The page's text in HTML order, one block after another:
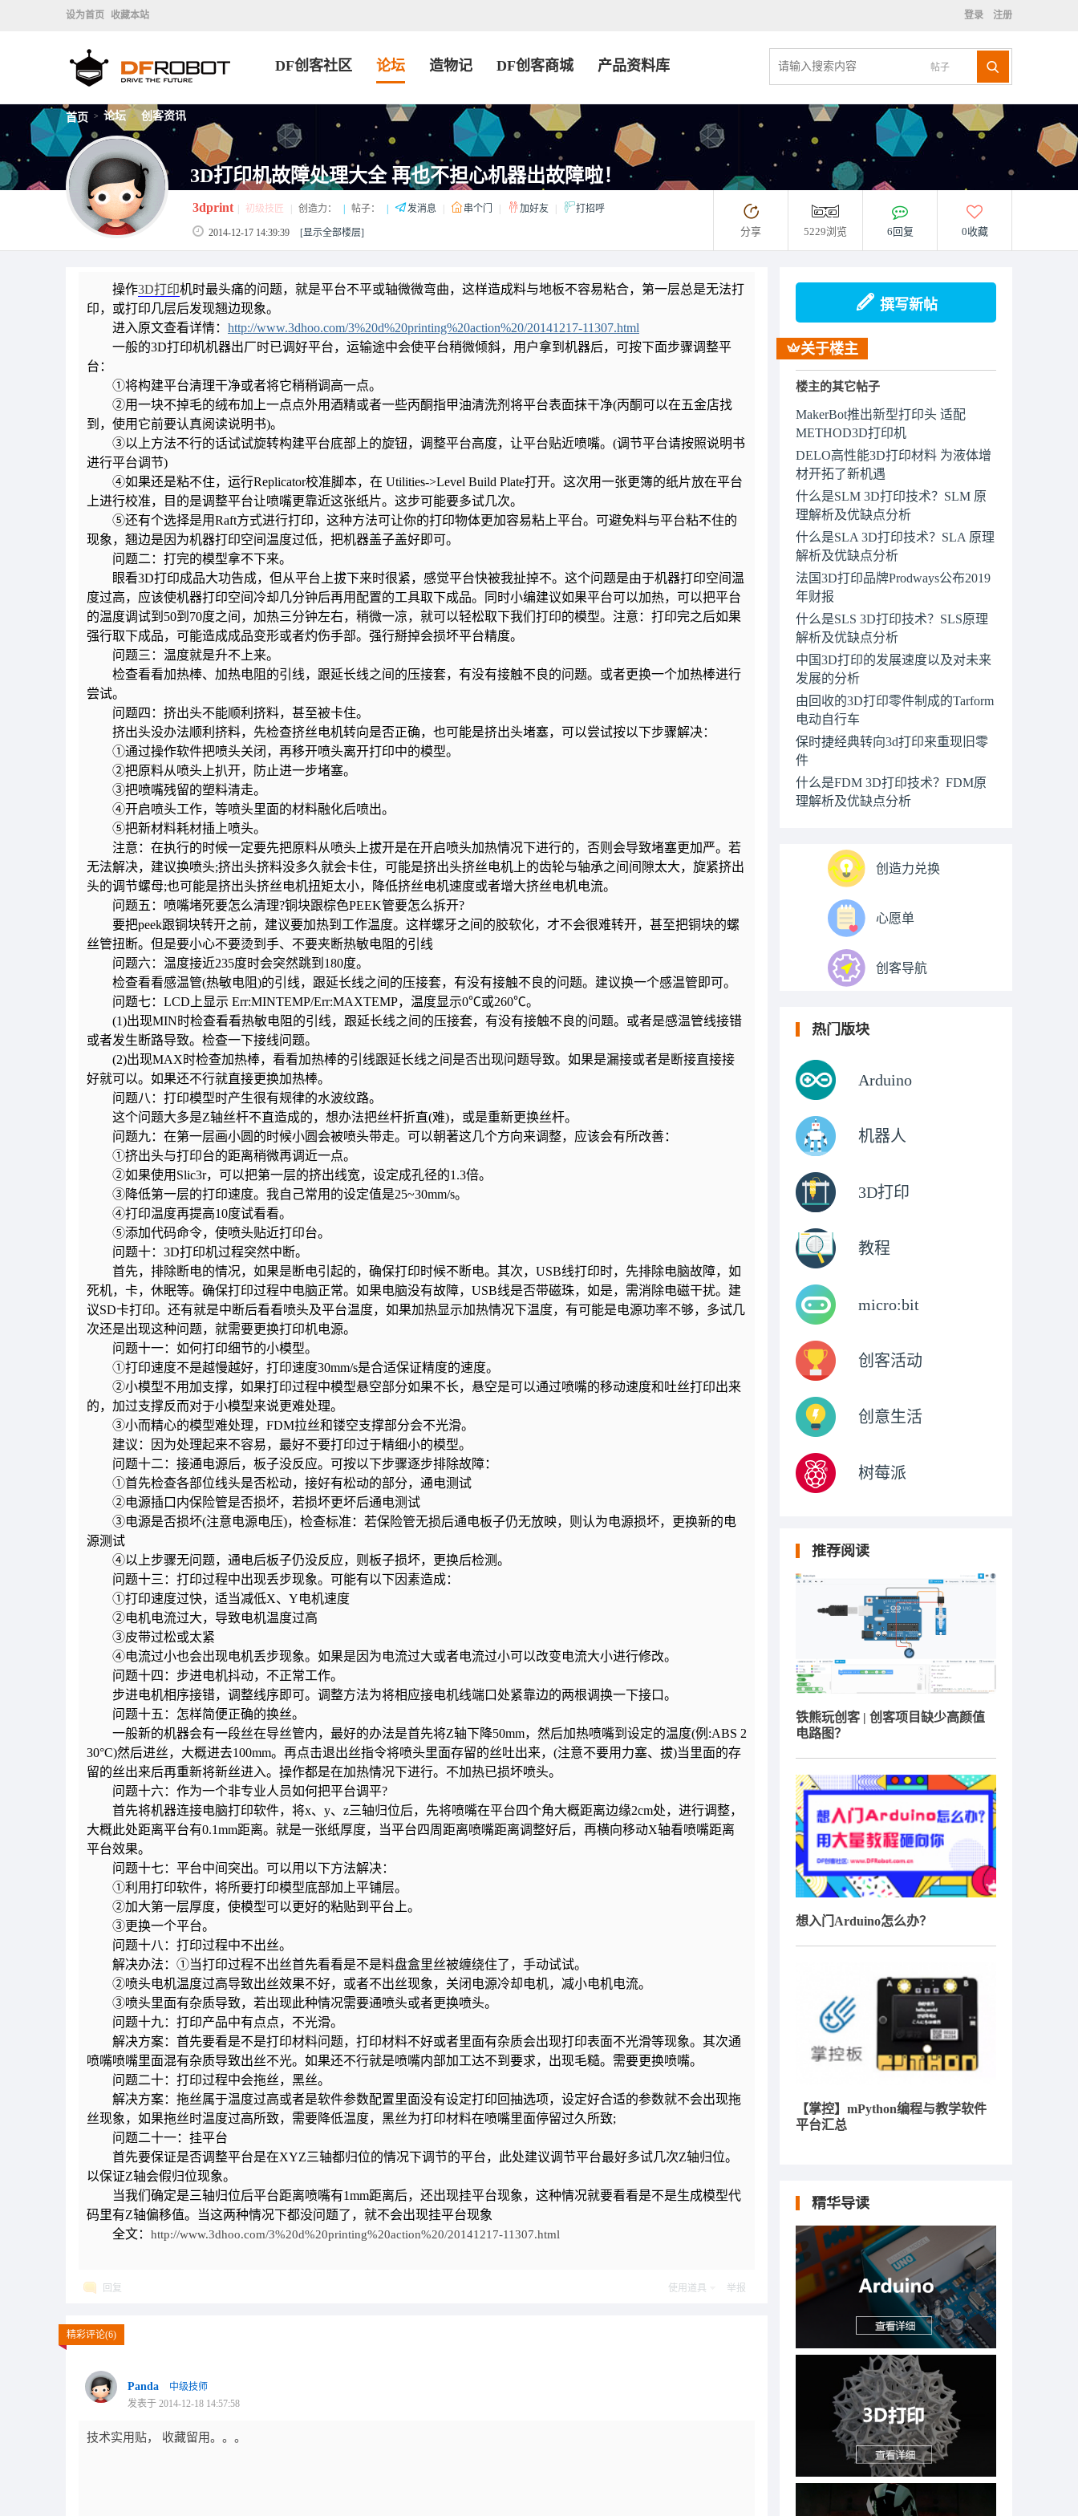
设为首页 收藏本站 登录 注册
帖子
DF创客社区 论坛 造物记 DF创客商城 产品资料库
首页 > 论坛 > 创客资讯
3D打印机故障处理大全 再也不担心机器出故障啦！
3dprint 初级技匠 创造力： 帖子： 发消息 串个门 加好友 打招呼
2014-12-17 14:39:39 [显示全部楼层] 分享 5229浏览 6回复 0收藏
操作3D打印机时最头痛的问题，就是平台不平或轴微微弯曲，这样造成料与地板不容易粘合，第一层总是无法打
印，或打印几层后发现翘边现象。
进入原文查看详情： http://www.3dhoo.com/3%20d%20printing%20action%20/20141217-11307.html
一般的3D打印机机器出厂时已调好平台，运输途中会使平台稍微倾斜，用户拿到机器后，可按下面步骤调整平
台：
①将构建平台清理干净或者将它稍稍调高一点。
②用一块不掉毛的绒布加上一点点外用酒精或者一些丙酮指甲油清洗剂将平台表面抹干净(丙酮可以在五金店找
到，使用它前要认真阅读说明书)。
③以上方法不行的话试试旋转构建平台底部上的旋钮，调整平台高度，让平台贴近喷嘴。(调节平台请按照说明书
进行平台调节)
④如果还是粘不住，运行Replicator校准脚本，在 Utilities->Level Build Plate打开。这次用一张更簿的纸片放在平台
上进行校准，目的是调整平台让喷嘴更靠近这张纸片。这步可能要多试几次。
⑤还有个选择是用Raft方式进行打印，这种方法可让你的打印物体更加容易粘上平台。可避免料与平台粘不住的
现象，翘边是因为机器打印空间温度过低，把机器盖子盖好即可。
问题二：打完的模型拿不下来。
眼看3D打印成品大功告成，但从平台上拔下来时很紧，感觉平台快被我扯掉不。这个问题是由于机器打印空间温
度过高，应该使机器打印空间冷却几分钟后再用配置的工具取下成品。同时小编建议如果平台可以加热，可以把平台
的温度调试到50到70度之间，加热三分钟左右，稍微一凉，就可以轻松取下我们打印的模型。注意：打印完之后如果
强行取下成品，可能造成成品变形或者灼伤手部。强行掰掉会损坏平台精度。
问题三：温度就是升不上来。
检查看看加热棒、加热电阻的引线，跟延长线之间的压接套，有没有接触不良的问题。或者更换一个加热棒进行
尝试。
问题四：挤出头不能顺利挤料，甚至被卡住。
挤出头没办法顺利挤料，先检查挤丝电机转向是否正确，也可能是挤出头堵塞，可以尝试按以下步骤解决：
①通过操作软件把喷头关闭，再移开喷头离开打印中的模型。
②把原料从喷头上扒开，防止进一步堵塞。
③把喷嘴残留的塑料清走。
④开启喷头工作，等喷头里面的材料融化后喷出。
⑤把新材料耗材插上喷头。
注意：在执行的时候一定要先把原料从喷头上拔开是在开启喷头加热情况下进行的，否则会导致堵塞更加严。若
无法解决，建议换喷头;挤出头挤料没多久就会卡住，可能是挤出头挤丝电机上的齿轮与轴承之间间隙太大，旋紧挤出
头的调节螺母;也可能是挤出头挤丝电机扭矩太小，降低挤丝电机速度或者增大挤丝电机电流。
问题五：喷嘴堵死要怎么清理?铜块跟棕色PEEK管要怎么拆开?
要把peek跟铜块转开之前，建议要加热到工作温度。这样螺牙之间的胶软化，才不会很难转开，甚至把铜块的螺
丝管扭断。但是要小心不要烫到手、不要夹断热敏电阻的引线
问题六：温度接近235度时会突然跳到180度。
检查看看感温管(热敏电阻)的引线，跟延长线之间的压接套，有没有接触不良的问题。建议换一个感温管即可。
问题七：LCD上显示 Err:MINTEMP/Err:MAXTEMP，温度显示0℃或260℃。
(1)出现MIN时检查看看热敏电阻的引线，跟延长线之间的压接套，有没有接触不良的问题。或者是感温管线接错
或者发生断路导致。检查一下接线问题。
(2)出现MAX时检查加热棒，看看加热棒的引线跟延长线之间是否出现问题导致。如果是漏接或者是断接直接接
好就可以。如果还不行就直接更换加热棒。
问题八：打印模型时产生很有规律的水波纹路。
这个问题大多是Z轴丝杆不直造成的，想办法把丝杆折直(难)，或是重新更换丝杆。
问题九：在第一层画小圆的时候小圆会被喷头带走。可以朝著这几个方向来调整，应该会有所改善：
①挤出头与打印台的距离稍微再调近一点。
②如果使用Slic3r，可以把第一层的挤出线宽，设定成孔径的1.3倍。
③降低第一层的打印速度。我自己常用的设定值是25~30mm/s。
④打印温度再提高10度试看看。
⑤添加代码命令，使喷头贴近打印台。
问题十：3D打印机过程突然中断。
首先，排除断电的情况，如果是断电引起的，确保打印时候不断电。其次，USB线打印时，先排除电脑故障，如
死机，卡，休眠等。确保打印过程中电脑正常。如果电脑没有故障，USB线是否带磁珠，如是，需消除电磁干扰。建
议SD卡打印。还有就是中断后看看喷头及平台温度，如果加热显示加热情况下温度，有可能是电源功率不够，多试几
次还是出现这种问题，就需要更换打印机电源。
问题十一：如何打印细节的小模型。
①打印速度不是越慢越好，打印速度30mm/s是合适保证精度的速度。
②小模型不用加支撑，如果打印过程中模型悬空部分如果不长，悬空是可以通过喷嘴的移动速度和吐丝打印出来
的，加过支撑反而对于小模型来说更难处理。
③小而精心的模型难处理，FDM拉丝和镂空支撑部分会不光滑。
建议：因为处理起来不容易，最好不要打印过于精细小的模型。
问题十二：接通电源后，板子没反应。可按以下步骤逐步排除故障：
①首先检查各部位线头是否松动，接好有松动的部分，通电测试
②电源插口内保险管是否损坏，若损坏更坏后通电测试
③电源是否损坏(注意电源电压)，检查标准：若保险管无损后通电板子仍无放映，则认为电源损坏，更换新的电
源测试
④以上步骤无问题，通电后板子仍没反应，则板子损坏，更换后检测。
问题十三：打印过程中出现丢步现象。可能有以下因素造成：
①打印速度过快，适当减低X、Y电机速度
②电机电流过大，导致电机温度过高
③皮带过松或太紧
④电流过小也会出现电机丢步现象。如果是因为电流过大或者电流过小可以改变电流大小进行修改。
问题十四：步进电机抖动，不正常工作。
步进电机相序接错，调整线序即可。调整方法为将相应接电机线端口处紧靠边的两根调换一下接口。
问题十五：怎样简便正确的换丝。
一般新的机器会有一段丝在导丝管内，最好的办法是首先将Z轴下降50mm，然后加热喷嘴到设定的温度(例:ABS 2
30°C)然后进丝，大概进去100mm。再点击退出丝指令将喷头里面存留的丝吐出来，(注意不要用力塞、拔)当里面的存
留的丝出来后再重新将新丝进入。操作都是在加热情况下进行。不加热已损坏喷头。
问题十六：作为一个非专业人员如何把平台调平?
首先将机器连接电脑打印软件，将x、y、z三轴归位后，先将喷嘴在平台四个角大概距离边缘2cm处，进行调整，
大概此处距离平台有0.1mm距离。就是一张纸厚度，当平台四周距离喷嘴距离调整好后，再横向移动X轴看喷嘴距离
平台效果。
问题十七：平台中间突出。可以用以下方法解决：
①利用打印软件，将所要打印模型底部加上平铺层。
②加大第一层厚度，使模型可以更好的粘贴到平台上。
③更换一个平台。
问题十八：打印过程中不出丝。
解决办法：①当打印过程不出丝首先看看是不是料盘盒里丝被缠绕住了，手动试试。
②喷头电机温度过高导致出丝效果不好，或者不出丝现象，关闭电源冷却电机，减小电机电流。
③喷头里面有杂质导致，若出现此种情况需要通喷头或者更换喷头。
问题十九：打印产品中有点点，不光滑。
解决方案：首先要看是不是打印材料问题，打印材料不好或者里面有杂质会出现打印表面不光滑等现象。其次通
喷嘴喷嘴里面混有杂质导致出丝不光。如果还不行就是喷嘴内部加工达不到要求，出现毛糙。需要更换喷嘴。
问题二十：打印过程中会拖丝，黑丝。
解决方案：拖丝属于温度过高或者是软件参数配置里面没有设定打印回抽选项，设定好合适的参数就不会出现拖
丝现象，如果拖丝时温度过高所致，需要降低温度，黑丝为打印材料在喷嘴里面停留过久所致;
问题二十一：挂平台
首先要保证是否调整平台是在XYZ三轴都归位的情况下调节的平台，此处建议调节平台最好多试几次Z轴归位。
以保证Z轴会假归位现象。
当我们确定是三轴归位后平台距离喷嘴有1mm距离后，还出现挂平台现象，这种情况就要看看是不是生成模型代
码里有Z轴偏移值。当这两种情况下都没问题了，就不会出现挂平台现象
全文： http://www.3dhoo.com/3%20d%20printing%20action%20/20141217-11307.html
回复 使用道具 举报
精彩评论(6)
Panda
中级技师
发表于 2014-12-18 14:57:58
技术实用贴， 收藏留用。。。
撰写新帖
关于楼主
楼主的其它帖子
MakerBot推出新型打印头 适配
METHOD3D打印机
DELO高性能3D打印材料 为液体增
材开拓了新机遇
什么是SLM 3D打印技术？SLM 原
理解析及优缺点分析
什么是SLA 3D打印技术？SLA 原理
解析及优缺点分析
法国3D打印品牌Prodways公布2019
年财报
什么是SLS 3D打印技术？SLS原理
解析及优缺点分析
中国3D打印的发展速度以及对未来
发展的分析
由回收的3D打印零件制成的Tarform
电动自行车
保时捷经典转向3d打印来重现旧零
件
什么是FDM 3D打印技术？FDM原
理解析及优缺点分析
创造力兑换
心愿单
创客导航
热门版块
Arduino
机器人
3D打印
教程
micro:bit
创客活动
创意生活
树莓派
推荐阅读
铁熊玩创客 | 创客项目缺少高颜值
电路图？
想入门Arduino怎么办？
【掌控】mPython编程与教学软件
平台汇总
精华导读